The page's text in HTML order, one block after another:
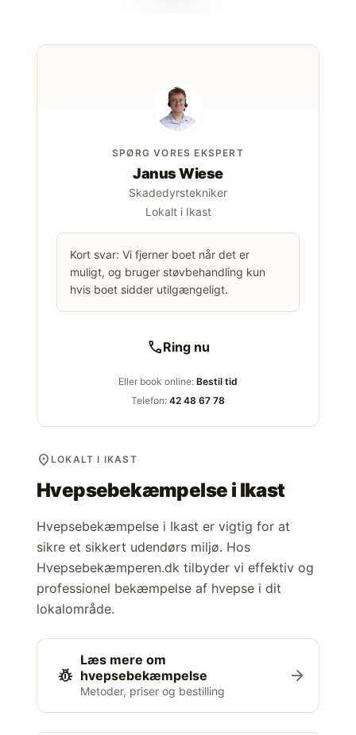
SPØRG VORES EKSPERT
Janus Wiese
Skadedyrstekniker
Lokalt i Ikast
Kort svar: Vi fjerner boet når det er
muligt, og bruger støvbehandling kun
hvis boet sidder utilgængeligt.
callRing nu
Eller book online: Bestil tid
Telefon: 42 48 67 78
location_on LOKALT I IKAST
Hvepsebekæmpelse i Ikast
Hvepsebekæmpelse i Ikast er vigtig for at
sikre et sikkert udendørs miljø. Hos
Hvepsebekæmperen.dk tilbyder vi effektiv og
professionel bekæmpelse af hvepse i dit
lokalområde.
pest_control
Læs mere om
hvepsebekæmpelse
Metoder, priser og bestilling
arrow_forward